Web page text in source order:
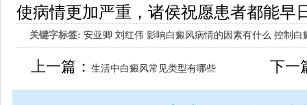
使病情更加严重，诸侯祝愿患者都能早
关键字标签: 安亚卿 刘红伟 影响白癜风病情的因素有什么 控制白
女生应该如何治疗呢
上一篇：生活中白癜风常见类型有哪些 下一